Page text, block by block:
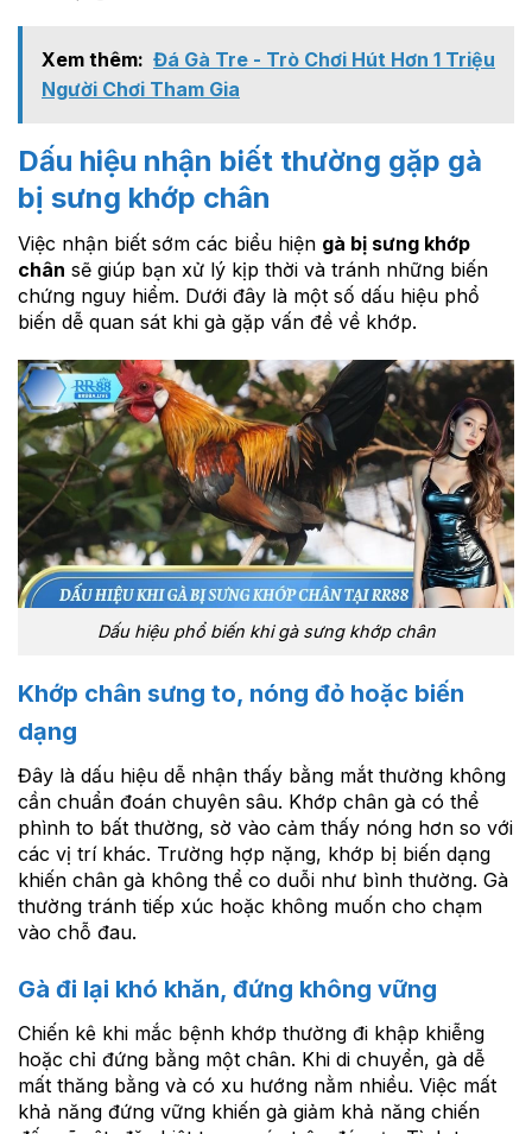
Xem thêm: Đá Gà Tre - Trò Chơi Hút Hơn 1 Triệu
Người Chơi Tham Gia
Dấu hiệu nhận biết thường gặp gà
bị sưng khớp chân
Việc nhận biết sớm các biểu hiện gà bị sưng khớp
chân sẽ giúp bạn xử lý kịp thời và tránh những biến
chứng nguy hiểm. Dưới đây là một số dấu hiệu phổ
biến dễ quan sát khi gà gặp vấn đề về khớp.
Dấu hiệu phổ biến khi gà sưng khớp chân
Khớp chân sưng to, nóng đỏ hoặc biến
dạng
Đây là dấu hiệu dễ nhận thấy bằng mắt thường không
cần chuẩn đoán chuyên sâu. Khớp chân gà có thể
phình to bất thường, sờ vào cảm thấy nóng hơn so với
các vị trí khác. Trường hợp nặng, khớp bị biến dạng
khiến chân gà không thể co duỗi như bình thường. Gà
thường tránh tiếp xúc hoặc không muốn cho chạm
vào chỗ đau.
Gà đi lại khó khăn, đứng không vững
Chiến kê khi mắc bệnh khớp thường đi khập khiễng
hoặc chỉ đứng bằng một chân. Khi di chuyển, gà dễ
mất thăng bằng và có xu hướng nằm nhiều. Việc mất
khả năng đứng vững khiến gà giảm khả năng chiến